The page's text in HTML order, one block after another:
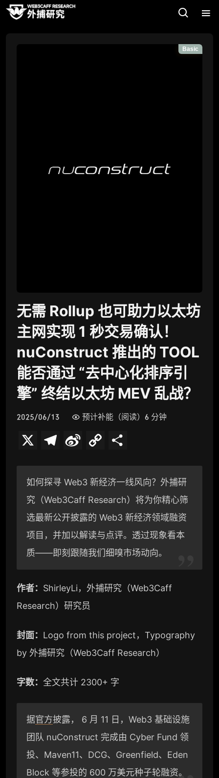
Basic
无需 Rollup 也可助力以太坊
主网实现 1 秒交易确认！
nuConstruct 推出的 TOOL
能否通过 “去中心化排序引
擎” 终结以太坊 MEV 乱战？
2025/06/13 预计补能（阅读）6 分钟
l
e
g
r
a
m
n
a
W
e
i
b
p
y
L
n
k
如何探寻 Web3 新经济一线风向？外捕研
究（Web3Caff Research）将为你精心筛
选最新公开披露的 Web3 新经济领域融资
项目，并加以解读与点评。透过现象看本
质——即刻跟随我们细嗅市场动向。
作者： ShirleyLi，外捕研究（Web3Caff
Research）研究员
封面： Logo from this project，Typography
by 外捕研究（Web3Caff Research）
字数： 全文共计 2300+ 字
据官方披露， 6 月 11 日，Web3 基础设施
团队 nuConstruct 完成由 Cyber Fund 领
投、Maven11、DCG、Greenfield、Eden
Block 等参投的 600 万美元种子轮融资。